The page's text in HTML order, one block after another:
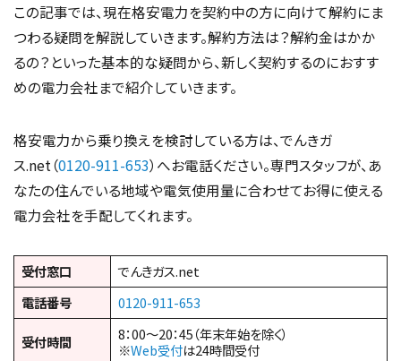
この記事では、現在格安電力を契約中の方に向けて解約にま
つわる疑問を解説していきます。解約方法は？解約金はかか
るの？といった基本的な疑問から、新しく契約するのにおすす
めの電力会社まで紹介していきます。
格安電力から乗り換えを検討している方は、でんきガ
ス.net（0120-911-653）へお電話ください。専門スタッフが、あ
なたの住んでいる地域や電気使用量に合わせてお得に使える
電力会社を手配してくれます。
受付窓口
でんきガス.net
電話番号
0120-911-653
受付時間
8：00～20：45（年末年始を除く）
※Web受付は24時間受付